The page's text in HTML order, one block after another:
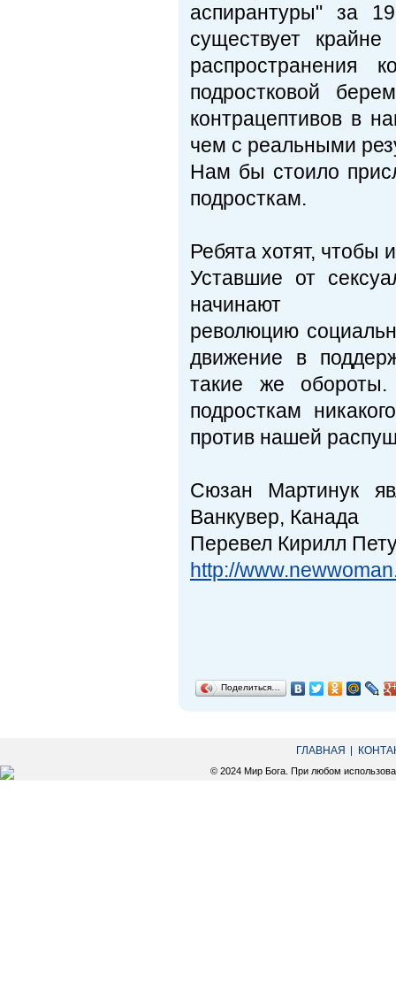
аспирантуры" за
существует
распространения
подростковой
контрацептивов в
чем с реальными
Нам бы стоило
подросткам.
Ребята хотят, чтобы
Уставшие от
начинают
революцию
движение в
такие же
подросткам
против нашей
Сюзан Мартинук
Ванкувер, Канада
Перевел Кирилл
http://
Поделиться…
ГЛАВНАЯ
© 2024 Мир Бога. При любом